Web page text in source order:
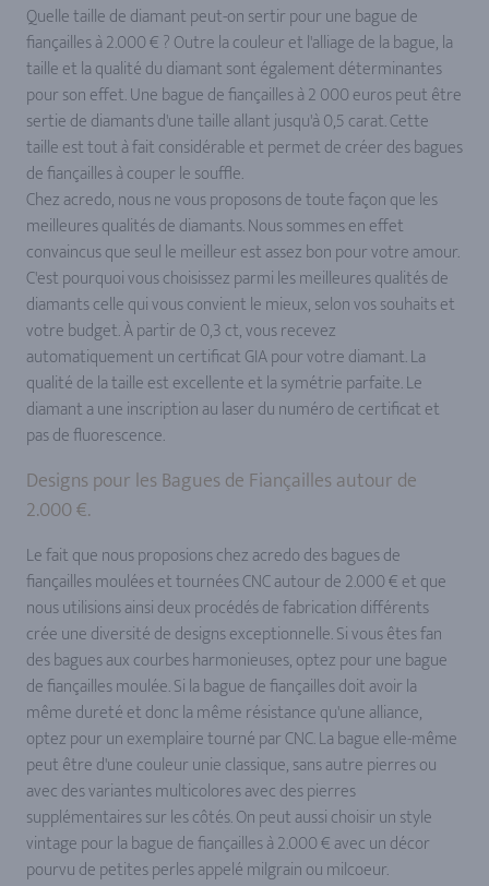
Quelle taille de diamant peut-on sertir pour une bague de
fiançailles à 2.000 € ? Outre la couleur et l'alliage de la bague, la
taille et la qualité du diamant sont également déterminantes
pour son effet. Une bague de fiançailles à 2 000 euros peut être
sertie de diamants d'une taille allant jusqu'à 0,5 carat. Cette
taille est tout à fait considérable et permet de créer des bagues
de fiançailles à couper le souffle.
Chez acredo, nous ne vous proposons de toute façon que les
meilleures qualités de diamants. Nous sommes en effet
convaincus que seul le meilleur est assez bon pour votre amour.
C'est pourquoi vous choisissez parmi les meilleures qualités de
diamants celle qui vous convient le mieux, selon vos souhaits et
votre budget. À partir de 0,3 ct, vous recevez
automatiquement un certificat GIA pour votre diamant. La
qualité de la taille est excellente et la symétrie parfaite. Le
diamant a une inscription au laser du numéro de certificat et
pas de fluorescence.
Designs pour les Bagues de Fiançailles autour de
2.000 €.
Le fait que nous proposions chez acredo des bagues de
fiançailles moulées et tournées CNC autour de 2.000 € et que
nous utilisions ainsi deux procédés de fabrication différents
crée une diversité de designs exceptionnelle. Si vous êtes fan
des bagues aux courbes harmonieuses, optez pour une bague
de fiançailles moulée. Si la bague de fiançailles doit avoir la
même dureté et donc la même résistance qu'une alliance,
optez pour un exemplaire tourné par CNC. La bague elle-même
peut être d'une couleur unie classique, sans autre pierres ou
avec des variantes multicolores avec des pierres
supplémentaires sur les côtés. On peut aussi choisir un style
vintage pour la bague de fiançailles à 2.000 € avec un décor
pourvu de petites perles appelé milgrain ou milcoeur.